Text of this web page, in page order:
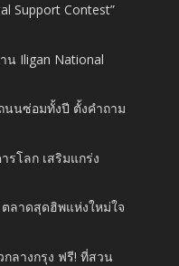
Support Contest”
น Iligan National
นนซ่อมทั้งปี ตั้งคำถาม
รโลก เสริมแกร่ง
ลาดสุดฮิพแห่งใหม่ใจ
ลางกรุง ฟรี! ที่สวน